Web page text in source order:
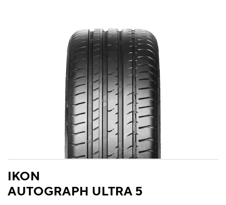
IKON
AUTOGRAPH ULTRA 5